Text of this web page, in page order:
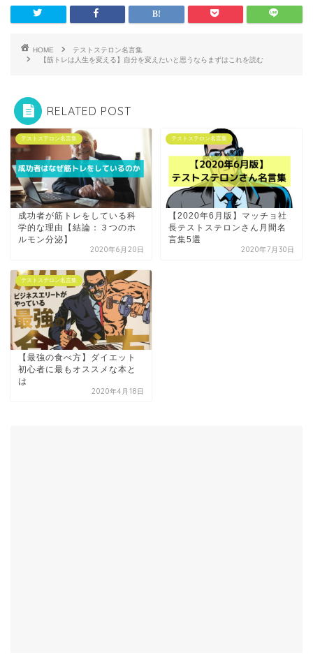
HOME
テストステロン名言集
【筋トレは人生を変える】自分を変えたいと思うならまずはこれを読む
RELATED POST
テストステロン名言集
成功者が筋トレをしている科
学的な理由【結論：３つのホ
ルモン分泌】
2020年6月20日
テストステロン名言集
【2020年6月版】マッチョ社
長テストステロンさん月間名
言集5選
2020年7月30日
テストステロン名言集
【最強の食べ方】ダイエット
初心者に最もオススメな本と
は
2020年4月18日